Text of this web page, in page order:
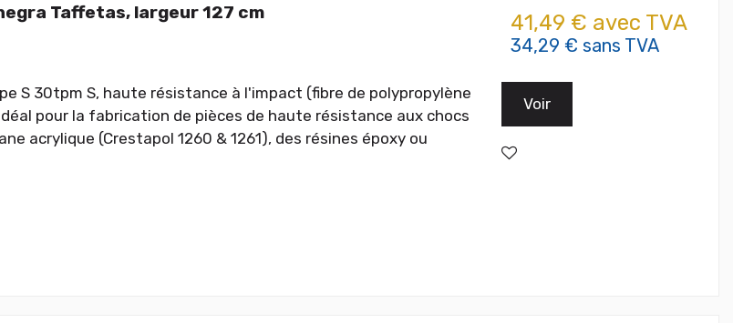
Taffetas, largeur 127 cm
S 30tpm S, haute résistance à l'impact (fibre de polypropylène
pour la fabrication de pièces de haute résistance aux chocs
acrylique (Crestapol 1260 & 1261), des résines époxy ou
41,49 € avec TVA
34,29 € sans TVA
Voir